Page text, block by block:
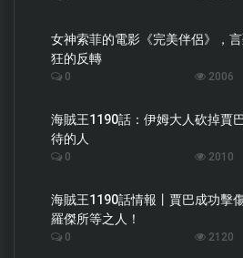
女神索菲的電影《完美伴侶》，
狂的反轉
0 2006
海賊王1190話：伊姆大人砍掉賈
待的人
0 2010
海賊王1190話情報丨賈巴成功擊
羅傑所等之人！
0 2120